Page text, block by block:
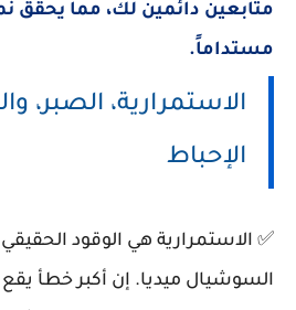
متابعين دائمين لك، مما يحقق
مستداماً.
الاستمرارية، الصبر،
الإحباط
✅ الاستمرارية هي الوقود
السوشيال ميديا. إن أكبر خطأ يقع